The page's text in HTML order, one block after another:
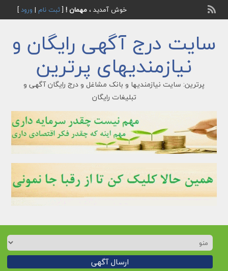
خوش آمدید ، مهمان ![ثبت نام | ورود]
سایت درج آگهی رایگان و
نیازمندیهای پرترین
پرترین: سایت نیازمندیها و بانک مشاغل و درج رایگان آگهی و
تبلیغات رایگان
ارسال آگهی